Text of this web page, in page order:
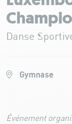
Danse
Gymnase
Événement